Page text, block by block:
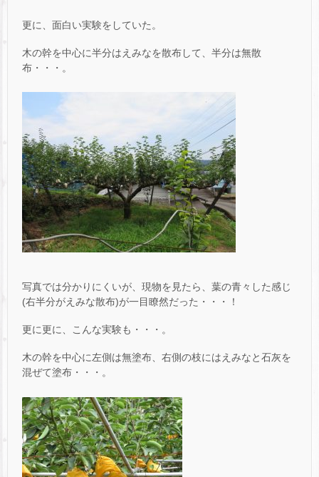
更に、面白い実験をしていた。
木の幹を中心に半分はえみなを散布して、半分は無散
布・・・。
写真では分かりにくいが、現物を見たら、葉の青々した感じ
(右半分がえみな散布)が一目瞭然だった・・・！
更に更に、こんな実験も・・・。
木の幹を中心に左側は無塗布、右側の枝にはえみなと石灰を
混ぜて塗布・・・。